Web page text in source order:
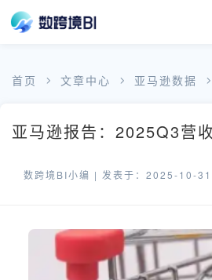
首页 文章中心 亚马逊数据
亚马逊报告：2025Q3营
数跨境BI小编 | 发表于：2025-10-